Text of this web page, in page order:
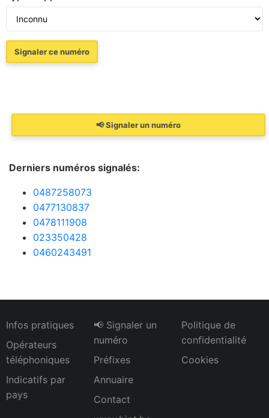
📢 Signaler un numéro
Derniers numéros signalés:
0487258073
0477130837
0478111908
023350428
0460243491
Infos pratiques
Opérateurs
téléphoniques
Indicatifs par
pays
📢 Signaler un
numéro
Préfixes
Annuaire
Contact
Politique de
confidentialité
Cookies